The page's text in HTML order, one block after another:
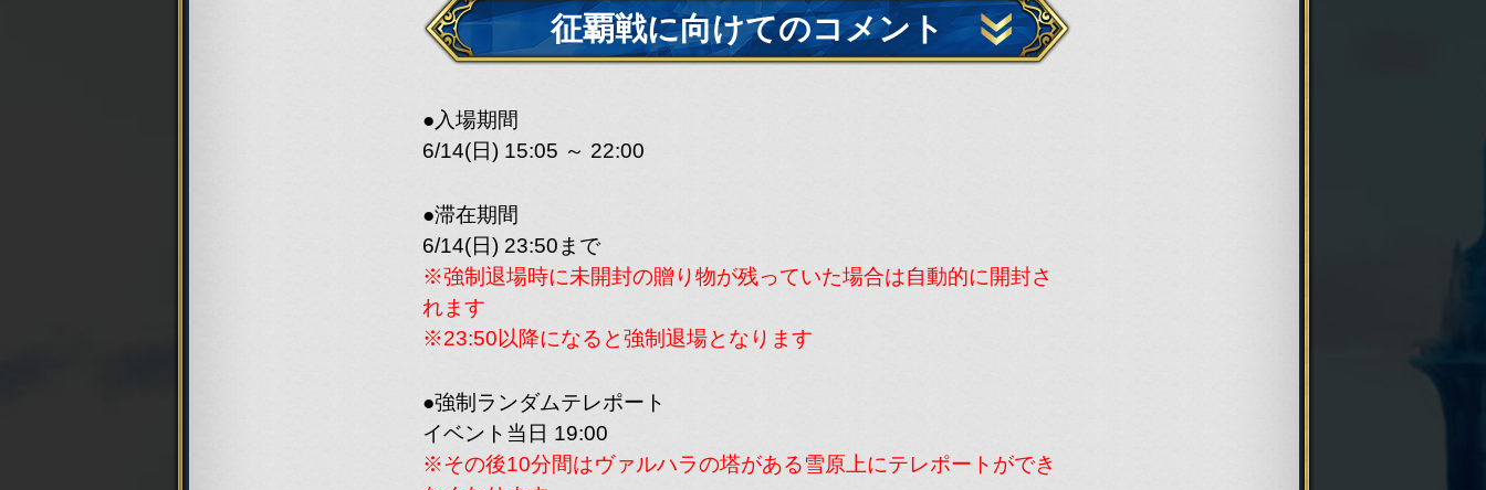
征覇戦に向けてのコメント
【GroupA】選抜戦入賞同盟
world01
雅.
world13
[13s]
メンバー一同
祝 第17回ヴァルハラ開催！！
対戦よろしくお願いします！
●入場期間
6/14(日) 15:05 ～ 22:00
●滞在期間
6/14(日) 23:50まで
※強制退場時に未開封の贈り物が残っていた場合は自動的に開封さ
れます
※23:50以降になると強制退場となります
●強制ランダムテレポート
イベント当日 19:00
※その後10分間はヴァルハラの塔がある雪原上にテレポートができ